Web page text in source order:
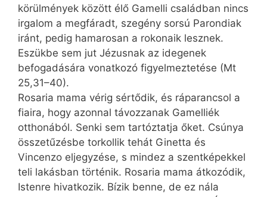
körülmények között élő Gamelli családban nincs
irgalom a megfáradt, szegény sorsú Parondiak
iránt, pedig hamarosan a rokonaik lesznek.
Eszükbe sem jut Jézusnak az idegenek
befogadására vonatkozó figyelmeztetése (Mt
25,31–40).
Rosaria mama vérig sértődik, és ráparancsol a
fiaira, hogy azonnal távozzanak Gamelliék
otthonából. Senki sem tartóztatja őket. Csúnya
összetűzésbe torkollik tehát Ginetta és
Vincenzo eljegyzése, s mindez a szentképekkel
teli lakásban történik. Rosaria mama átkozódik,
Istenre hivatkozik. Bízik benne, de ez nála